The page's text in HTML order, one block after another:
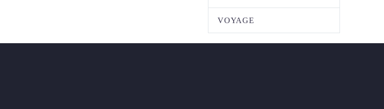
VOYAGE